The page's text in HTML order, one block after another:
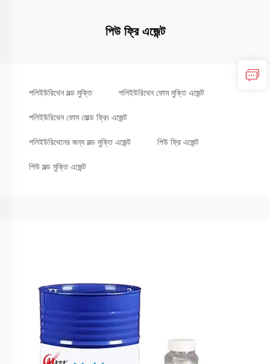
পিউ ফ্রি এজেন্ট
পলিইউরিথেন মল্ড মুক্তি পলিইউরিথেন ফোম মুক্তি এজেন্ট
পলিইউরিথেন ফোম মোল্ড ফ্রিং এজেন্ট
পলিইউরিথেনের জন্য মল্ড মুক্তি এজেন্ট পিউ ফ্রি এজেন্ট
পিউ মল্ড মুক্তি এজেন্ট